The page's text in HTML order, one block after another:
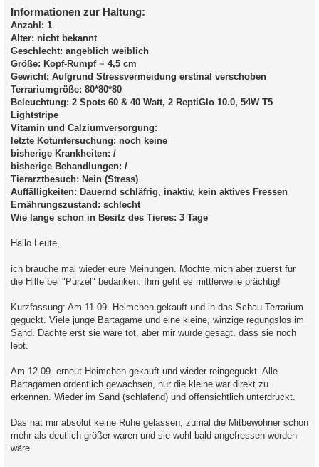
i
t
r
a
g
Informationen zur Haltung:
Anzahl: 1
Alter: nicht bekannt
Geschlecht: angeblich weiblich
Größe: Kopf-Rumpf = 4,5 cm
Gewicht: Aufgrund Stressvermeidung erstmal verschoben
Terrariumgröße: 80*80*80
Beleuchtung: 2 Spots 60 & 40 Watt, 2 ReptiGlo 10.0, 54W T5
Lightstripe
Vitamin und Calziumversorgung:
letzte Kotuntersuchung: noch keine
bisherige Krankheiten: /
bisherige Behandlungen: /
Tierarztbesuch: Nein (Stress)
Auffälligkeiten: Dauernd schläfrig, inaktiv, kein aktives Fressen
Ernährungszustand: schlecht
Wie lange schon in Besitz des Tieres: 3 Tage
Hallo Leute,
ich brauche mal wieder eure Meinungen. Möchte mich aber zuerst für
die Hilfe bei "Purzel" bedanken. Ihm geht es mittlerweile prächtig!
Kurzfassung: Am 11.09. Heimchen gekauft und in das Schau-Terrarium
geguckt. Viele junge Bartagame und eine kleine, winzige regungslos im
Sand. Dachte erst sie wäre tot, aber mir wurde gesagt, dass sie noch
lebt.
Am 12.09. erneut Heimchen gekauft und wieder reingeguckt. Alle
Bartagamen ordentlich gewachsen, nur die kleine war direkt zu
erkennen. Wieder im Sand (schlafend) und offensichtlich unterdrückt.
Das hat mir absolut keine Ruhe gelassen, zumal die Mitbewohner schon
mehr als deutlich größer waren und sie wohl bald angefressen worden
wäre.